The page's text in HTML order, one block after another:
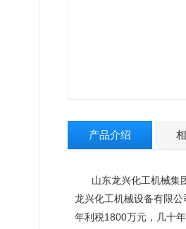
产品介绍
山东龙兴化工机械集团
龙兴化工机械设备有限
年利税1800万元，几十